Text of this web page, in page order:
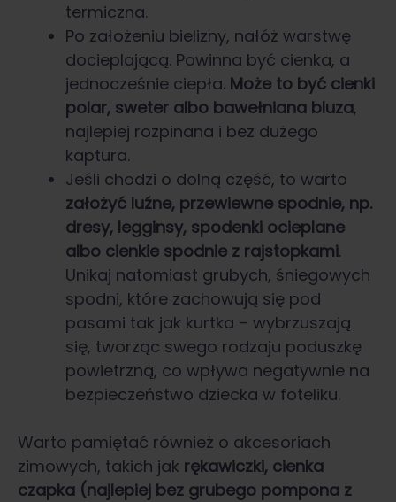
termiczna.
Po założeniu bielizny, nałóż warstwę
docieplającą. Powinna być cienka, a
jednocześnie ciepła. Może to być cienki
polar, sweter albo bawełniana bluza,
najlepiej rozpinana i bez dużego
kaptura.
Jeśli chodzi o dolną część, to warto
założyć luźne, przewiewne spodnie, np.
dresy, legginsy, spodenki ocieplane
albo cienkie spodnie z rajstopkami.
Unikaj natomiast grubych, śniegowych
spodni, które zachowują się pod
pasami tak jak kurtka – wybrzuszają
się, tworząc swego rodzaju poduszkę
powietrzną, co wpływa negatywnie na
bezpieczeństwo dziecka w foteliku.
Warto pamiętać również o akcesoriach
zimowych, takich jak rękawiczki, cienka
czapka (najlepiej bez grubego pompona z